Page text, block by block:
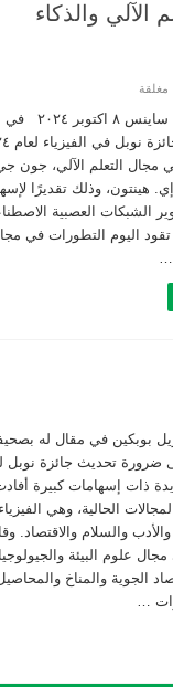
رواد التعلم الآلي والذكاء
ستوكهولم – يمن
تاريخيّ،
مجال التعلم الآلي، جون
هينتون، وذلك تقديرًا
الشبكات العصبية
تقود اليوم التطورات في
…
بوبكين في مقال له
ضرورة تحديث جائزة
ذات إسهامات كبيرة
الحالية، وهي الفيزياء
والسلام والاقتصاد.
علوم البيئة والجيولوجيا
الجوية والمناخ
…